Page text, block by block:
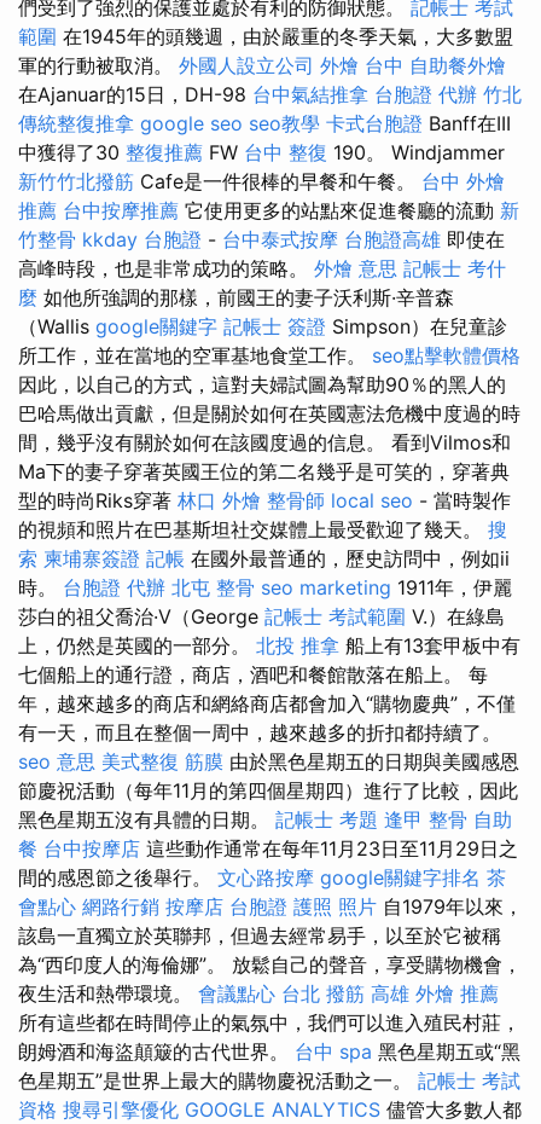
們受到了強烈的保護並處於有利的防御狀態。 記帳士 考試
範圍 在1945年的頭幾週，由於嚴重的冬季天氣，大多數盟
軍的行動被取消。 外國人設立公司 外燴 台中 自助餐外燴
在Ajanuar的15日，DH-98 台中氣結推拿 台胞證 代辦 竹北
傳統整復推拿 google seo seo教學 卡式台胞證 Banff在III
中獲得了30 整復推薦 FW 台中 整復 190。 Windjammer
新竹竹北撥筋 Cafe是一件很棒的早餐和午餐。 台中 外燴
推薦 台中按摩推薦 它使用更多的站點來促進餐廳的流動 新
竹整骨 kkday 台胞證 - 台中泰式按摩 台胞證高雄 即使在
高峰時段，也是非常成功的策略。 外燴 意思 記帳士 考什
麼 如他所強調的那樣，前國王的妻子沃利斯·辛普森
（Wallis google關鍵字 記帳士 簽證 Simpson）在兒童診
所工作，並在當地的空軍基地食堂工作。 seo點擊軟體價格
因此，以自己的方式，這對夫婦試圖為幫助90％的黑人的
巴哈馬做出貢獻，但是關於如何在英國憲法危機中度過的時
間，幾乎沒有關於如何在該國度過的信息。 看到Vilmos和
Ma下的妻子穿著英國王位的第二名幾乎是可笑的，穿著典
型的時尚Riks穿著 林口 外燴 整骨師 local seo - 當時製作
的視頻和照片在巴基斯坦社交媒體上最受歡迎了幾天。 搜
索 柬埔寨簽證 記帳 在國外最普通的，歷史訪問中，例如ii
時。 台胞證 代辦 北屯 整骨 seo marketing 1911年，伊麗
莎白的祖父喬治·V（George 記帳士 考試範圍 V.）在綠島
上，仍然是英國的一部分。 北投 推拿 船上有13套甲板中有
七個船上的通行證，商店，酒吧和餐館散落在船上。 每
年，越來越多的商店和網絡商店都會加入“購物慶典”，不僅
有一天，而且在整個一周中，越來越多的折扣都持續了。
seo 意思 美式整復 筋膜 由於黑色星期五的日期與美國感恩
節慶祝活動（每年11月的第四個星期四）進行了比較，因此
黑色星期五沒有具體的日期。 記帳士 考題 逢甲 整骨 自助
餐 台中按摩店 這些動作通常在每年11月23日至11月29日之
間的感恩節之後舉行。 文心路按摩 google關鍵字排名 茶
會點心 網路行銷 按摩店 台胞證 護照 照片 自1979年以來，
該島一直獨立於英聯邦，但過去經常易手，以至於它被稱
為“西印度人的海倫娜”。 放鬆自己的聲音，享受購物機會，
夜生活和熱帶環境。 會議點心 台北 撥筋 高雄 外燴 推薦
所有這些都在時間停止的氣氛中，我們可以進入殖民村莊，
朗姆酒和海盜顛簸的古代世界。 台中 spa 黑色星期五或“黑
色星期五”是世界上最大的購物慶祝活動之一。 記帳士 考試
資格 搜尋引擎優化 GOOGLE ANALYTICS 儘管大多數人都